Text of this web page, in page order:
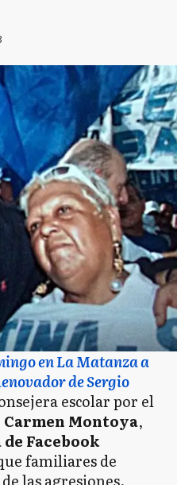
en La Matanza a
de Sergio
escolar por el
Carmen Montoya,
Facebook
familiares de
las agresiones.